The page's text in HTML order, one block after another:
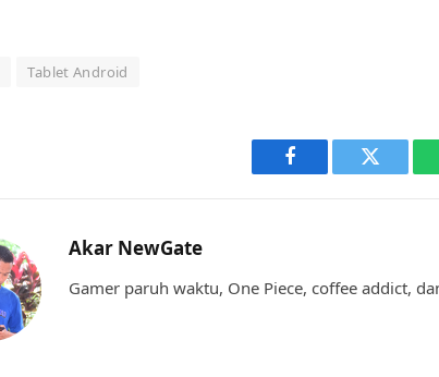
Tablet Android
Facebook Twitter
Akar NewGate
Gamer paruh waktu, One Piece, coffee addict,